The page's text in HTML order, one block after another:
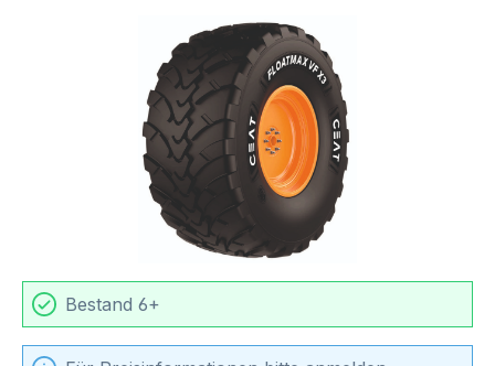
Bildergalerie überspringen
Bestand 6+